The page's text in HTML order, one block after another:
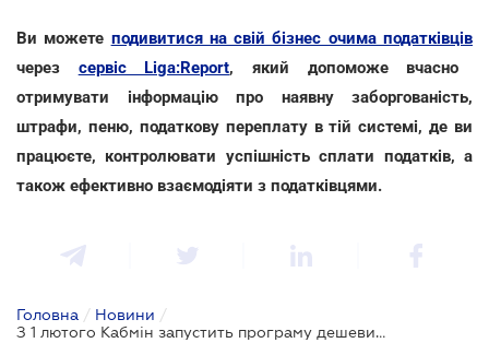
Ви можете подивитися на свій бізнес очима податківців
через сервіс Liga:Report, який допоможе вчасно
отримувати інформацію про наявну заборгованість,
штрафи, пеню, податкову переплату в тій системі, де ви
працюєте, контролювати успішність сплати податків, а
також ефективно взаємодіяти з податківцями.
Головна / Новини /
З 1 лютого Кабмін запустить програму дешевих кредитів для бізнесу